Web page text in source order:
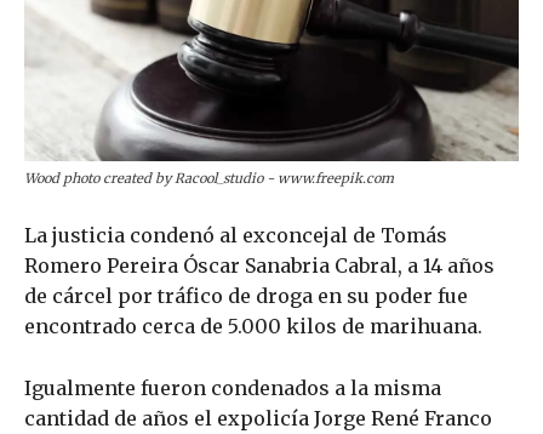
Wood photo created by Racool_studio - www.freepik.com
La justicia condenó al exconcejal de Tomás
Romero Pereira Óscar Sanabria Cabral, a 14 años
de cárcel por tráfico de droga en su poder fue
encontrado cerca de 5.000 kilos de marihuana.
Igualmente fueron condenados a la misma
cantidad de años el expolicía Jorge René Franco